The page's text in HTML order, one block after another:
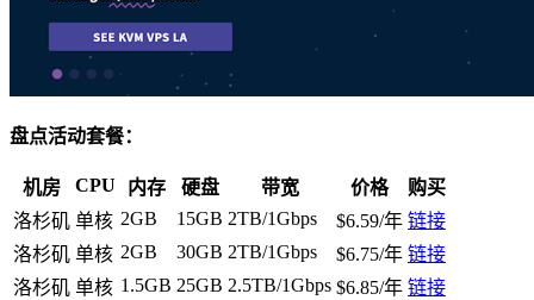
盘点活动套餐：
机房 CPU 内存 硬盘 带宽 价格
购买
洛杉矶 单核 2GB 15GB 2TB/1Gbps $6.59/年 链接
洛杉矶 单核 2GB 30GB 2TB/1Gbps $6.75/年 链接
洛杉矶 单核 1.5GB 25GB 2.5TB/1Gbps $6.85/年 链接